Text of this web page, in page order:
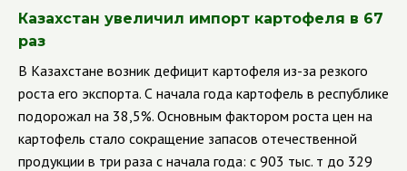
Казахстан увеличил импорт картофеля в 67
раз
В Казахстане возник дефицит картофеля из-за резкого
роста его экспорта. С начала года картофель в республике
подорожал на 38,5%. Основным фактором роста цен на
картофель стало сокращение запасов отечественной
продукции в три раза с начала года: с 903 тыс. т до 329